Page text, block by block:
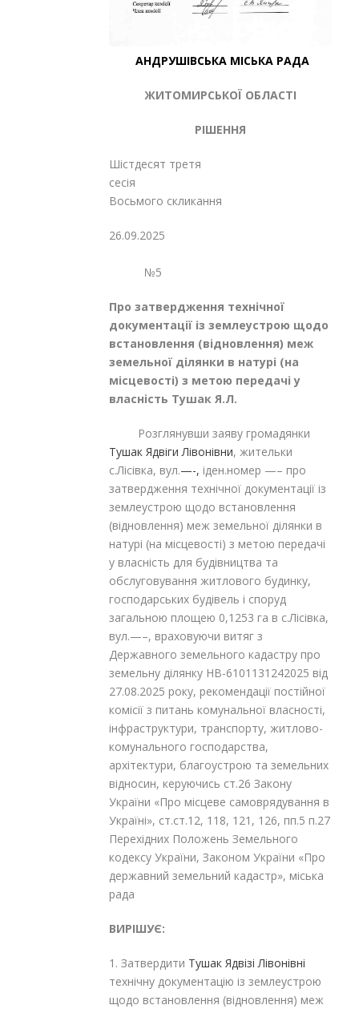
АНДРУШІВСЬКА МІСЬКА РАДА
ЖИТОМИРСЬКОЇ ОБЛАСТІ
РІШЕННЯ
Шістдесят третя
сесія
Восьмого скликання
26.09.2025
№5
Про затвердження технічної
документації із землеустрою щодо
встановлення (відновлення) меж
земельної ділянки в натурі (на
місцевості) з метою передачі у
власність Тушак Я.Л.
Розглянувши заяву громадянки
Тушак Ядвіги Лівонівни, жительки
с.Лісівка, вул.—-, іден.номер —– про
затвердження технічної документації із
землеустрою щодо встановлення
(відновлення) меж земельної ділянки в
натурі (на місцевості) з метою передачі
у власність для будівництва та
обслуговування житлового будинку,
господарських будівель і споруд
загальною площею 0,1253 га в с.Лісівка,
вул.—–, враховуючи витяг з
Державного земельного кадастру про
земельну ділянку НВ-6101131242025 від
27.08.2025 року, рекомендації постійної
комісії з питань комунальної власності,
інфраструктури, транспорту, житлово-
комунального господарства,
архітектури, благоустрою та земельних
відносин, керуючись ст.26 Закону
України «Про місцеве самоврядування в
Україні», ст.ст.12, 118, 121, 126, пп.5 п.27
Перехідних Положень Земельного
кодексу України, Законом України «Про
державний земельний кадастр», міська
рада
ВИРІШУЄ:
1. Затвердити Тушак Ядвізі Лівонівні
технічну документацію із землеустрою
щодо встановлення (відновлення) меж